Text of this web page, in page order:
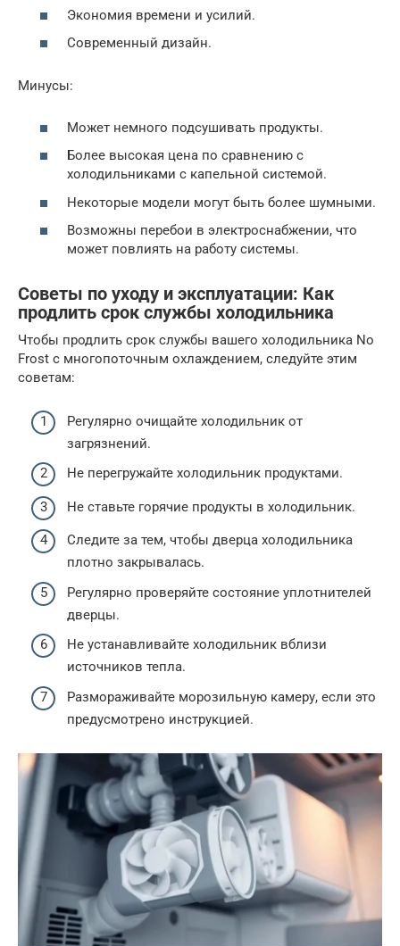
Экономия времени и усилий.
Современный дизайн.
Минусы:
Может немного подсушивать продукты.
Более высокая цена по сравнению с
холодильниками с капельной системой.
Некоторые модели могут быть более шумными.
Возможны перебои в электроснабжении, что
может повлиять на работу системы.
Советы по уходу и эксплуатации: Как
продлить срок службы холодильника
Чтобы продлить срок службы вашего холодильника No
Frost с многопоточным охлаждением, следуйте этим
советам:
Регулярно очищайте холодильник от
загрязнений.
Не перегружайте холодильник продуктами.
Не ставьте горячие продукты в холодильник.
Следите за тем, чтобы дверца холодильника
плотно закрывалась.
Регулярно проверяйте состояние уплотнителей
дверцы.
Не устанавливайте холодильник вблизи
источников тепла.
Размораживайте морозильную камеру, если это
предусмотрено инструкцией.